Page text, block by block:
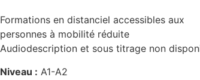
Formations en distanciel accessibles aux
personnes à mobilité réduite
Audiodescription et sous titrage non
Niveau : A1-A2